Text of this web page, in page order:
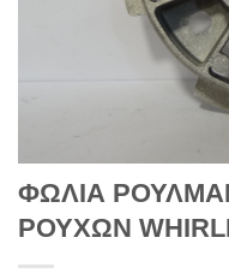
ΦΩΛΙΑ
ΡΟΥΧΩΝ